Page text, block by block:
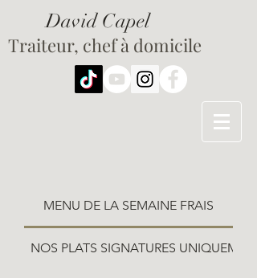
David Capel
Traiteur, chef à domicile
MENU DE LA SEMAINE FRAIS
NOS PLATS SIGNATURES